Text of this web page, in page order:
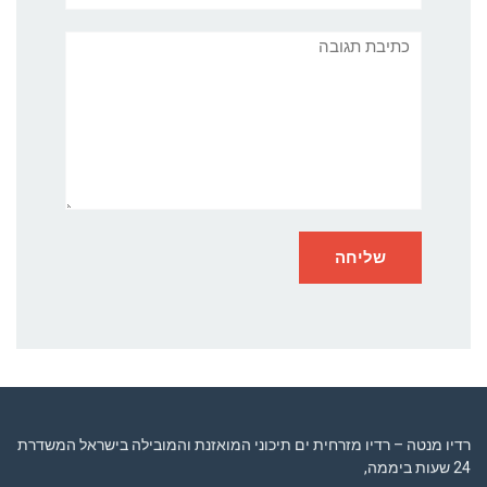
תגובה
רדיו מנטה – רדיו מזרחית ים תיכוני המואזנת והמובילה בישראל המשדרת
24 שעות ביממה,